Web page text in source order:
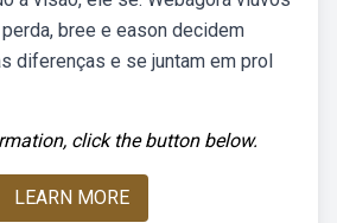
bree e eason decidem
diferenças e se juntam em prol
click the button below.
LEARN MORE